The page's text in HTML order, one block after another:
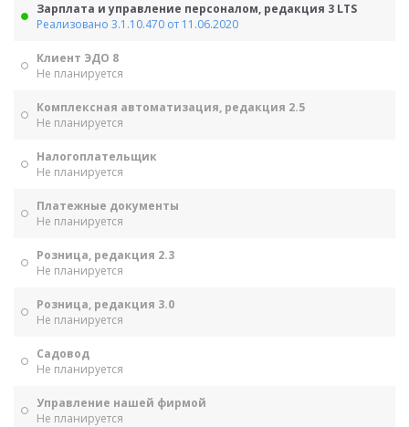
Зарплата и управление персоналом, редакция 3 LTS
Реализовано 3.1.10.470 от 11.06.2020
Клиент ЭДО 8
Не планируется
Комплексная автоматизация, редакция 2.5
Не планируется
Налогоплательщик
Не планируется
Платежные документы
Не планируется
Розница, редакция 2.3
Не планируется
Розница, редакция 3.0
Не планируется
Садовод
Не планируется
Управление нашей фирмой
Не планируется